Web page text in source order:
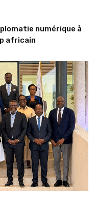
régulation de
avec l’UNETEL